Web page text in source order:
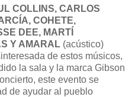
COLLINS, CARLOS
COHETE,
DEE, MARTÍ
Y AMARAL (acústico)
de estos músicos,
la sala y la marca Gibson
este evento se
de ayudar al pueblo